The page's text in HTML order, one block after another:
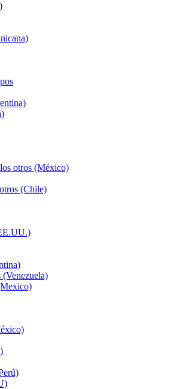
otros (México)
(Chile)